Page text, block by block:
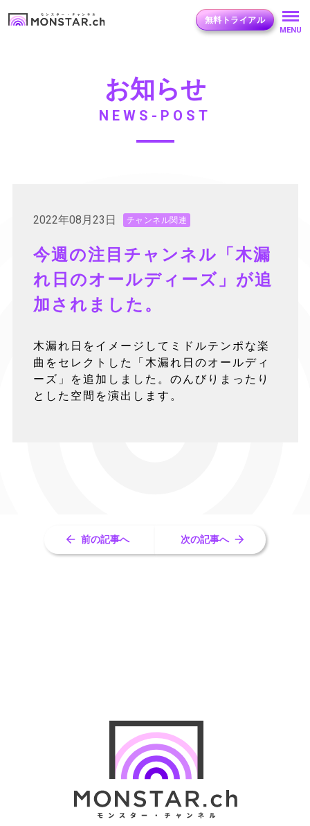
無料トライアル
MENU
お知らせ
NEWS-POST
2022年08月23日 チャンネル関連
今週の注目チャンネル「木漏
れ日のオールディーズ」が追
加されました。
木漏れ日をイメージしてミドルテンポな楽
曲をセレクトした「木漏れ日のオールディ
ーズ」を追加しました。のんびりまったり
とした空間を演出します。
前の記事へ 次の記事へ